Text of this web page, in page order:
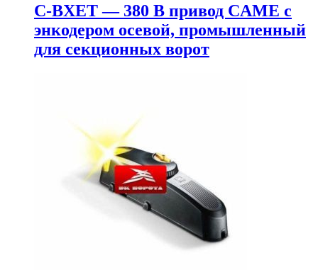
C-BXET — 380 В привод CAME с
энкодером осевой, промышленный
для секционных ворот